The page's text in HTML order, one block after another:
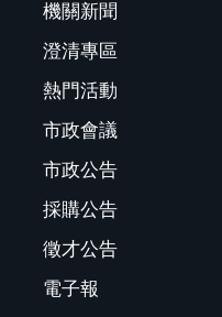
機關新聞
澄清專區
熱門活動
市政會議
市政公告
採購公告
徵才公告
電子報